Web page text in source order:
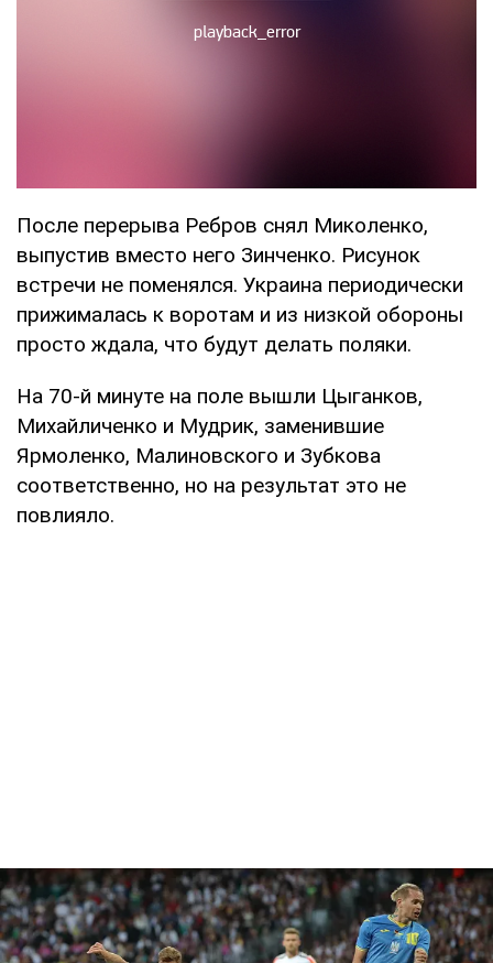
После перерыва Ребров снял Миколенко,
выпустив вместо него Зинченко. Рисунок
встречи не поменялся. Украина периодически
прижималась к воротам и из низкой обороны
просто ждала, что будут делать поляки.
На 70-й минуте на поле вышли Цыганков,
Михайличенко и Мудрик, заменившие
Ярмоленко, Малиновского и Зубкова
соответственно, но на результат это не
повлияло.